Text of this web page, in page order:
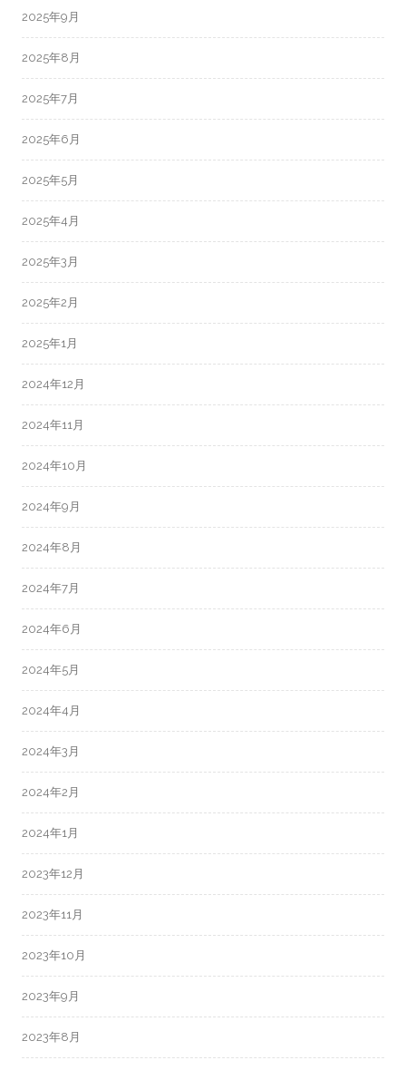
2025年9月
2025年8月
2025年7月
2025年6月
2025年5月
2025年4月
2025年3月
2025年2月
2025年1月
2024年12月
2024年11月
2024年10月
2024年9月
2024年8月
2024年7月
2024年6月
2024年5月
2024年4月
2024年3月
2024年2月
2024年1月
2023年12月
2023年11月
2023年10月
2023年9月
2023年8月